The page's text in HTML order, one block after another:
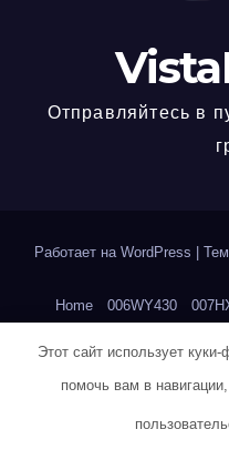
Отправляйтесь в
Работает на WordPress
Home 006WY430
00T70TIS 013UNCAI
023RN4UI 02SKVUL3
Этот сайт использует
помочь вам в